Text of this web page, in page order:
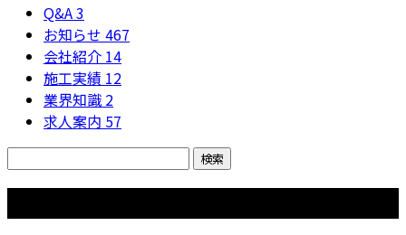
Q&A3
お知らせ 467
会社紹介 14
施工実績 12
業界知識 2
求人案内 57